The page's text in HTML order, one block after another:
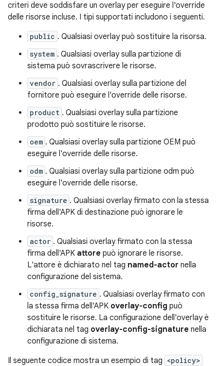
criteri deve soddisfare un overlay per eseguire l'override
delle risorse incluse. I tipi supportati includono i seguenti.
public . Qualsiasi overlay può sostituire la risorsa.
system . Qualsiasi overlay sulla partizione di
sistema può sovrascrivere le risorse.
vendor . Qualsiasi overlay sulla partizione del
fornitore può eseguire l'override delle risorse.
product . Qualsiasi overlay sulla partizione
prodotto può sostituire le risorse.
oem . Qualsiasi overlay sulla partizione OEM può
eseguire l'override delle risorse.
odm . Qualsiasi overlay sulla partizione odm può
eseguire l'override delle risorse.
signature . Qualsiasi overlay firmato con la stessa
firma dell'APK di destinazione può ignorare le
risorse.
actor . Qualsiasi overlay firmato con la stessa
firma dell'APK attore può ignorare le risorse.
L'attore è dichiarato nel tag named-actor nella
configurazione del sistema.
config_signature . Qualsiasi overlay firmato con
la stessa firma dell'APK overlay-config può
sostituire le risorse. La configurazione dell'overlay è
dichiarata nel tag overlay-config-signature nella
configurazione di sistema.
Il seguente codice mostra un esempio di tag <policy>